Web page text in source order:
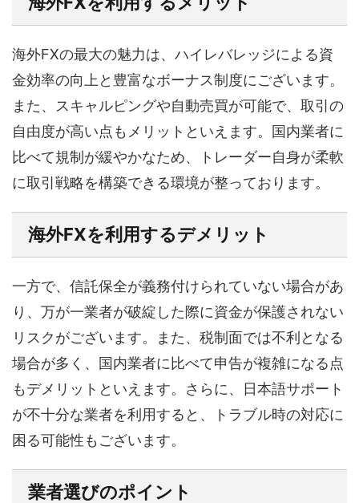
海外FXの最大の魅力は、ハイレバレッジによる資
金効率の向上と豊富なボーナス制度にございます。
また、スキャルピングや自動売買が可能で、取引の
自由度が高い点もメリットといえます。国内業者に
比べて規制が緩やかなため、トレーダー自身が柔軟
に取引戦略を構築できる環境が整っております。
海外FXを利用するデメリット
一方で、信託保全が義務付けられていない場合があ
り、万が一業者が破綻した際に資金が保護されない
リスクがございます。また、税制面では不利となる
場合が多く、国内業者に比べて申告が複雑になる点
もデメリットといえます。さらに、日本語サポート
が不十分な業者を利用すると、トラブル時の対応に
困る可能性もございます。
業者選びのポイント